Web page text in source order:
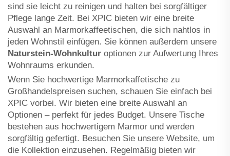
sind sie leicht zu reinigen und halten bei sorgfältiger
Pflege lange Zeit. Bei XPIC bieten wir eine breite
Auswahl an Marmorkaffee­tischen, die sich nahtlos in
jeden Wohnstil einfügen. Sie können außerdem unsere
Naturstein-Wohnkultur optionen zur Aufwertung Ihres
Wohnraums erkunden.
Wenn Sie hochwertige Marmorkaffetische zu
Großhandelspreisen suchen, schauen Sie einfach bei
XPIC vorbei. Wir bieten eine breite Auswahl an
Optionen – perfekt für jedes Budget. Unsere Tische
bestehen aus hochwertigem Marmor und werden
sorgfältig gefertigt. Besuchen Sie unsere Website, um
die Kollektion einzusehen. Regelmäßig bieten wir